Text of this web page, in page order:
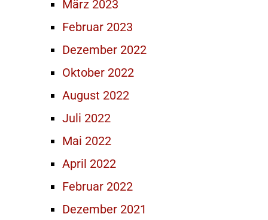
März 2023
Februar 2023
Dezember 2022
Oktober 2022
August 2022
Juli 2022
Mai 2022
April 2022
Februar 2022
Dezember 2021